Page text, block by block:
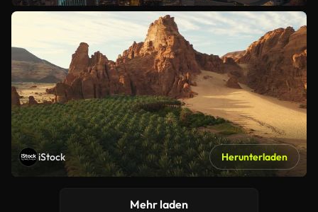
iStock Herunterladen
Mehr laden